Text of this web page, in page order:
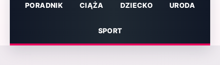
PORADNIK CIĄŻA DZIECKO URODA
SPORT